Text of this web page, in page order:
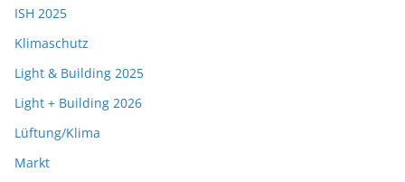
ISH 2025
Klimaschutz
Light & Building 2025
Light + Building 2026
Lüftung/Klima
Markt